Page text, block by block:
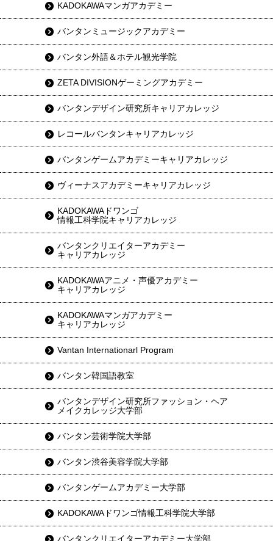
KADOKAWAマンガアカデミー
バンタンミュージックアカデミー
バンタン外語＆ホテル観光学院
ZETA DIVISIONゲーミングアカデミー
バンタンデザイン研究所キャリアカレッジ
レコールバンタンキャリアカレッジ
バンタンゲームアカデミーキャリアカレッジ
ヴィーナスアカデミーキャリアカレッジ
KADOKAWAドワンゴ
情報工科学院キャリアカレッジ
バンタンクリエイターアカデミー
キャリアカレッジ
KADOKAWAアニメ・声優アカデミー
キャリアカレッジ
KADOKAWAマンガアカデミー
キャリアカレッジ
Vantan Internationarl Program
バンタン韓国語教室
バンタンデザイン研究所ファッション・ヘア
メイクカレッジ大学部
バンタン芸術学院大学部
バンタン渋谷美容学院大学部
バンタンゲームアカデミー大学部
KADOKAWAドワンゴ情報工科学院大学部
バンタンクリエイターアカデミー大学部